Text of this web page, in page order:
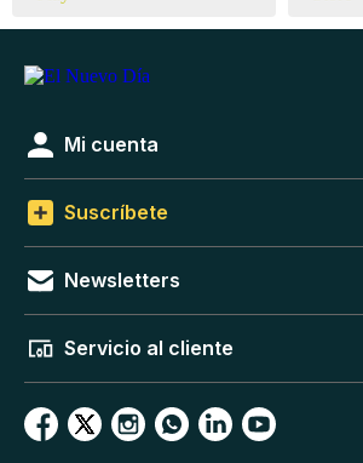
Mi cuenta
Suscríbete
Newsletters
Servicio al cliente